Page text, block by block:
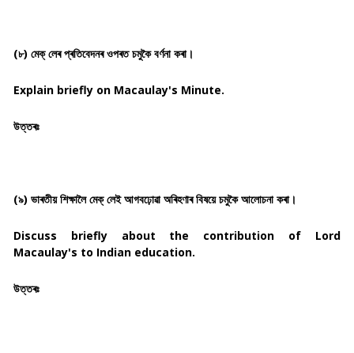
(৮) মেক্ লেৰ প্ৰতিবেদনৰ ওপৰত চমুকৈ বৰ্ণনা কৰা।
Explain briefly on Macaulay's Minute.
উত্তৰঃ
(৯) ভাৰতীয় শিক্ষালৈ মেক্ লেই আগবঢ়োৱা অৰিহণাৰ বিষয়ে চমুকৈ আলোচনা কৰা।
Discuss briefly about the contribution of Lord
Macaulay's to Indian education.
উত্তৰঃ